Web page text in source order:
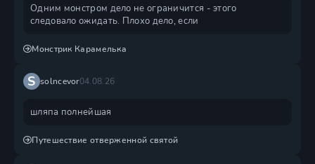
Одним монстром дело не ограничится - этого
следовало ожидать. Плохо дело, если
Монстрик Карамелька
S solncevor04.08.26
шляпа полнейшая
Путешествие отверженной святой